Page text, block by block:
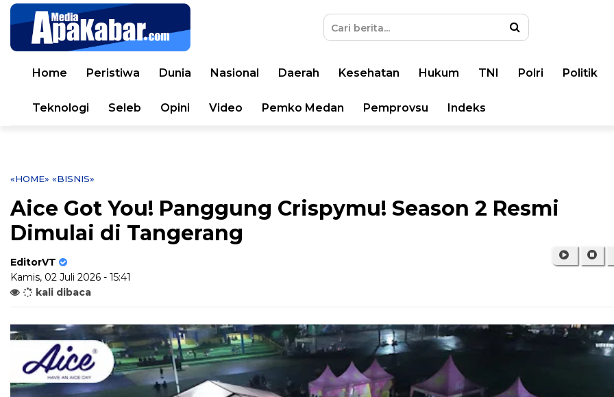
Home Peristiwa Dunia Nasional Daerah Kesehatan Hukum TNI Polri Politik
Teknologi Seleb Opini Video Pemko Medan Pemprovsu Indeks
«HOME» «BISNIS»
Aice Got You! Panggung Crispymu! Season 2 Resmi
Dimulai di Tangerang
EditorVT
Kamis, 02 Juli 2026 - 15:41
kali dibaca